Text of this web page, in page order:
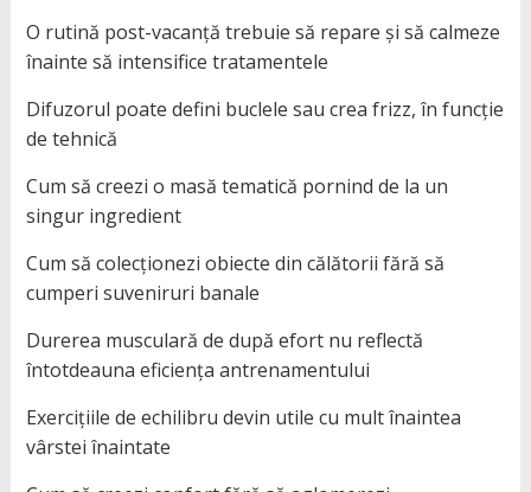
O rutină post-vacanță trebuie să repare și să calmeze
înainte să intensifice tratamentele
Difuzorul poate defini buclele sau crea frizz, în funcție
de tehnică
Cum să creezi o masă tematică pornind de la un
singur ingredient
Cum să colecționezi obiecte din călătorii fără să
cumperi suveniruri banale
Durerea musculară de după efort nu reflectă
întotdeauna eficiența antrenamentului
Exercițiile de echilibru devin utile cu mult înaintea
vârstei înaintate